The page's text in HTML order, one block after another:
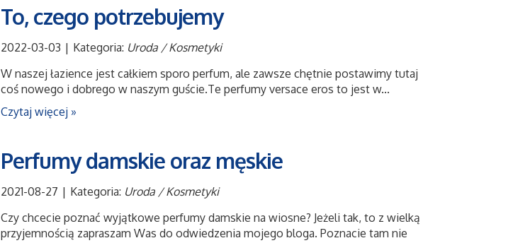
To, czego potrzebujemy
2022-03-03 | Kategoria: Uroda / Kosmetyki
W naszej łazience jest całkiem sporo perfum, ale zawsze chętnie postawimy tutaj
coś nowego i dobrego w naszym guście.Te perfumy versace eros to jest w...
Czytaj więcej »
Perfumy damskie oraz męskie
2021-08-27 | Kategoria: Uroda / Kosmetyki
Czy chcecie poznać wyjątkowe perfumy damskie na wiosne? Jeżeli tak, to z wielką
przyjemnością zapraszam Was do odwiedzenia mojego bloga. Poznacie tam nie